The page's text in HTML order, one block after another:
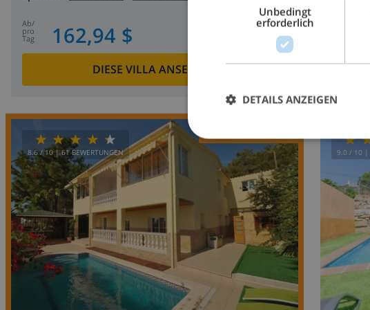
ab/
pro
Tag 162,94 $
DIESE VILLA ANSEHEN
8.6/ 10 |61 BEWERTUNGEN 9.0 / 10 |
Unbedingt
erforderlich
DETAILS ANZEIGEN